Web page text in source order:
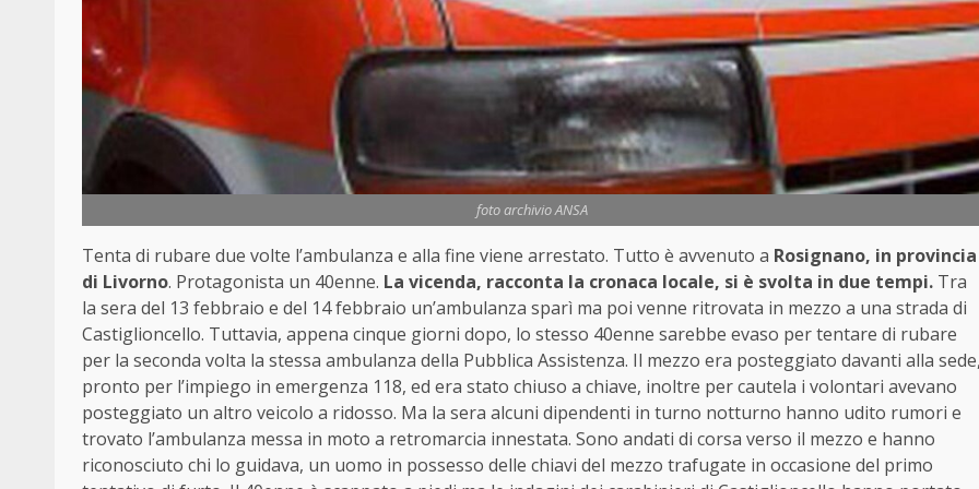
foto archivio ANSA
Tenta di rubare due volte l’ambulanza e alla fine viene arrestato. Tutto è avvenuto a Rosignano, in provincia
di Livorno. Protagonista un 40enne. La vicenda, racconta la cronaca locale, si è svolta in due tempi. Tra
la sera del 13 febbraio e del 14 febbraio un’ambulanza sparì ma poi venne ritrovata in mezzo a una strada di
Castiglioncello. Tuttavia, appena cinque giorni dopo, lo stesso 40enne sarebbe evaso per tentare di rubare
per la seconda volta la stessa ambulanza della Pubblica Assistenza. Il mezzo era posteggiato davanti alla
pronto per l’impiego in emergenza 118, ed era stato chiuso a chiave, inoltre per cautela i volontari avevano
posteggiato un altro veicolo a ridosso. Ma la sera alcuni dipendenti in turno notturno hanno udito rumori e
trovato l’ambulanza messa in moto a retromarcia innestata. Sono andati di corsa verso il mezzo e hanno
riconosciuto chi lo guidava, un uomo in possesso delle chiavi del mezzo trafugate in occasione del primo